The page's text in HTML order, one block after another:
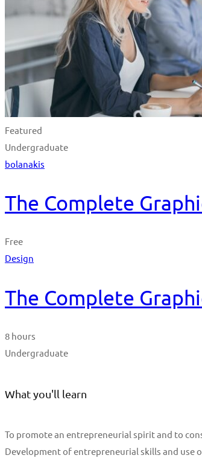
Featured
Undergraduate
bolanakis
The Complete
Free
Design
The Complete
8 hours
Undergraduate
What you'll learn
To promote an entrepreneurial spirit and to
Development of entrepreneurial skills and